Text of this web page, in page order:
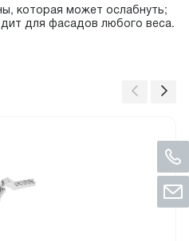
которая может ослабнуть;
для фасадов любого веса.